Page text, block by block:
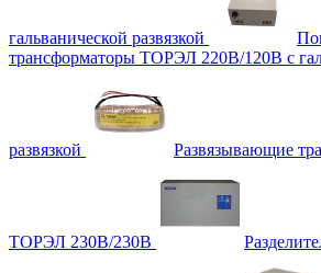
гальванической развязкой
трансформаторы ТОРЭЛ 220В/120В с
развязкой Развязывающие
ТОРЭЛ 230В/230В